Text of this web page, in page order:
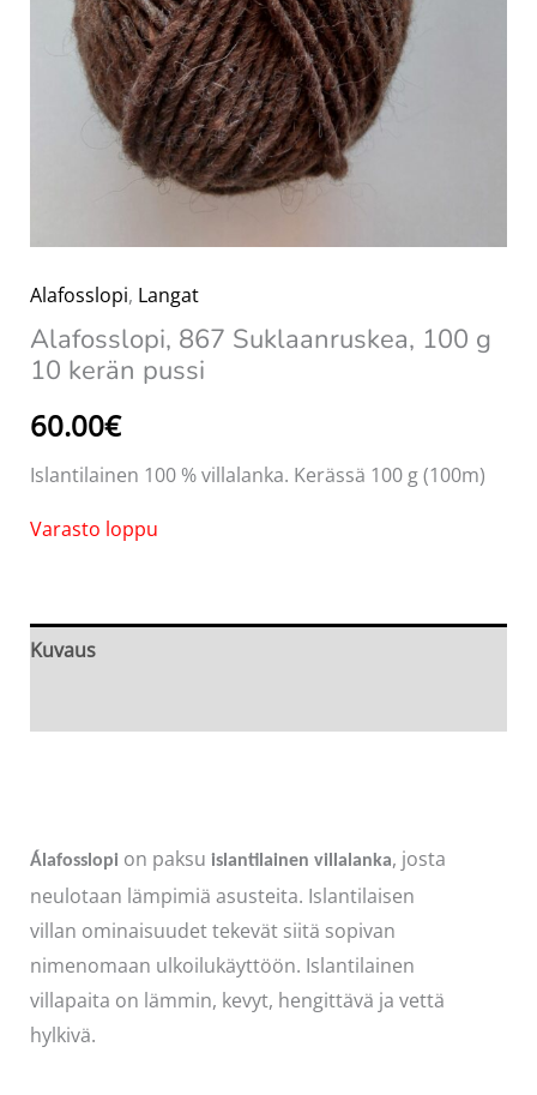
Alafosslopi, Langat
Alafosslopi, 867 Suklaanruskea, 100 g
10 kerän pussi
60.00€
Islantilainen 100 % villalanka. Kerässä 100 g (100m)
Varasto loppu
Kuvaus
Álafosslopi on paksu islantilainen villalanka, josta
neulotaan lämpimiä asusteita. Islantilaisen
villan ominaisuudet tekevät siitä sopivan
nimenomaan ulkoilukäyttöön. Islantilainen
villapaita on lämmin, kevyt, hengittävä ja vettä
hylkivä.